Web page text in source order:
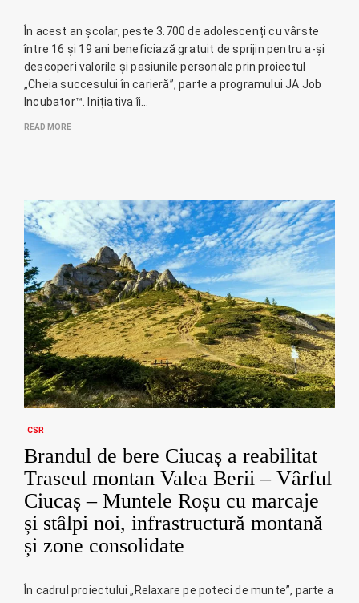
În acest an școlar, peste 3.700 de adolescenți cu vârste
între 16 și 19 ani beneficiază gratuit de sprijin pentru a-și
descoperi valorile și pasiunile personale prin proiectul
„Cheia succesului în carieră”, parte a programului JA Job
Incubator™. Inițiativa îi…
READ MORE
CSR
Brandul de bere Ciucaș a reabilitat
Traseul montan Valea Berii – Vârful
Ciucaș – Muntele Roșu cu marcaje
și stâlpi noi, infrastructură montană
și zone consolidate
În cadrul proiectului „Relaxare pe poteci de munte”, parte a